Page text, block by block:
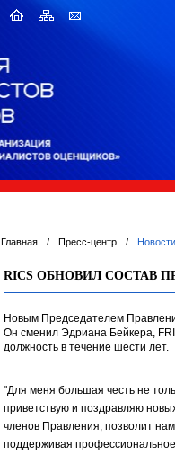
Главная / Пресс-центр /
RICS ОБНОВИЛ СОСТАВ
Новым Председателем
Он сменил Эдриана Бейкера,
должность в течение шести лет.
"Для меня большая честь не
приветствую и поздравляю
членов Правления, позволит
поддерживая